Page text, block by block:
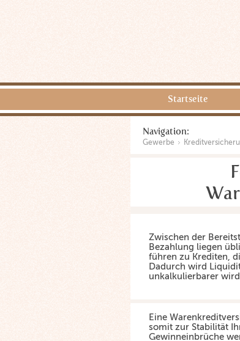
Startseite
Navigation:
Gewerbe
Zwischen der
Bezahlung liegen
führen zu Krediten,
Dadurch wird
unkalkulierbarer
Eine
somit zur Stabilität
Gewinneinbrüche